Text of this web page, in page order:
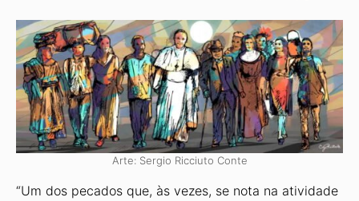
Arte: Sergio Ricciuto Conte
“Um dos pecados que, às vezes, se nota na atividade